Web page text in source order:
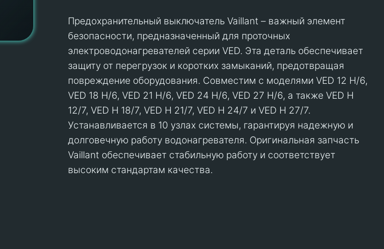
Предохранительный выключатель Vaillant – важный элемент
безопасности, предназначенный для проточных
электроводонагревателей серии VED. Эта деталь обеспечивает
защиту от перегрузок и коротких замыканий, предотвращая
повреждение оборудования. Совместим с моделями VED 12 H/6,
VED 18 H/6, VED 21 H/6, VED 24 H/6, VED 27 H/6, а также VED H
12/7, VED H 18/7, VED H 21/7, VED H 24/7 и VED H 27/7.
Устанавливается в 10 узлах системы, гарантируя надежную и
долговечную работу водонагревателя. Оригинальная запчасть
Vaillant обеспечивает стабильную работу и соответствует
высоким стандартам качества.